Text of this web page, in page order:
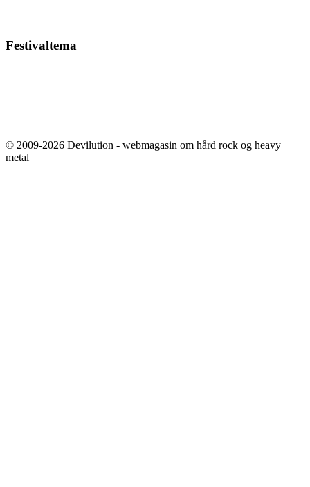
Festivaltema
© 2009-2026 Devilution - webmagasin om hård rock og heavy
metal